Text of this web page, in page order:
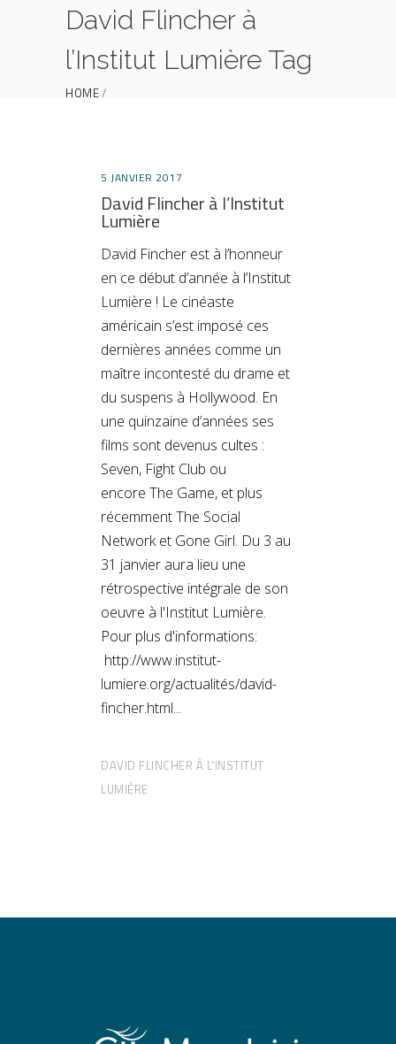
David Flincher à
l’Institut Lumière Tag
HOME
5 JANVIER 2017
David Flincher à l’Institut
Lumière
David Fincher est à l’honneur
en ce début d’année à l’Institut
Lumière ! Le cinéaste
américain s’est imposé ces
dernières années comme un
maître incontesté du drame et
du suspens à Hollywood. En
une quinzaine d’années ses
films sont devenus cultes :
Seven, Fight Club ou
encore The Game, et plus
récemment The Social
Network et Gone Girl. Du 3 au
31 janvier aura lieu une
rétrospective intégrale de son
oeuvre à l'Institut Lumière.
Pour plus d'informations:
http://www.institut-
lumiere.org/actualités/david-
fincher.html
DAVID FLINCHER À L'INSTITUT
LUMIÈRE